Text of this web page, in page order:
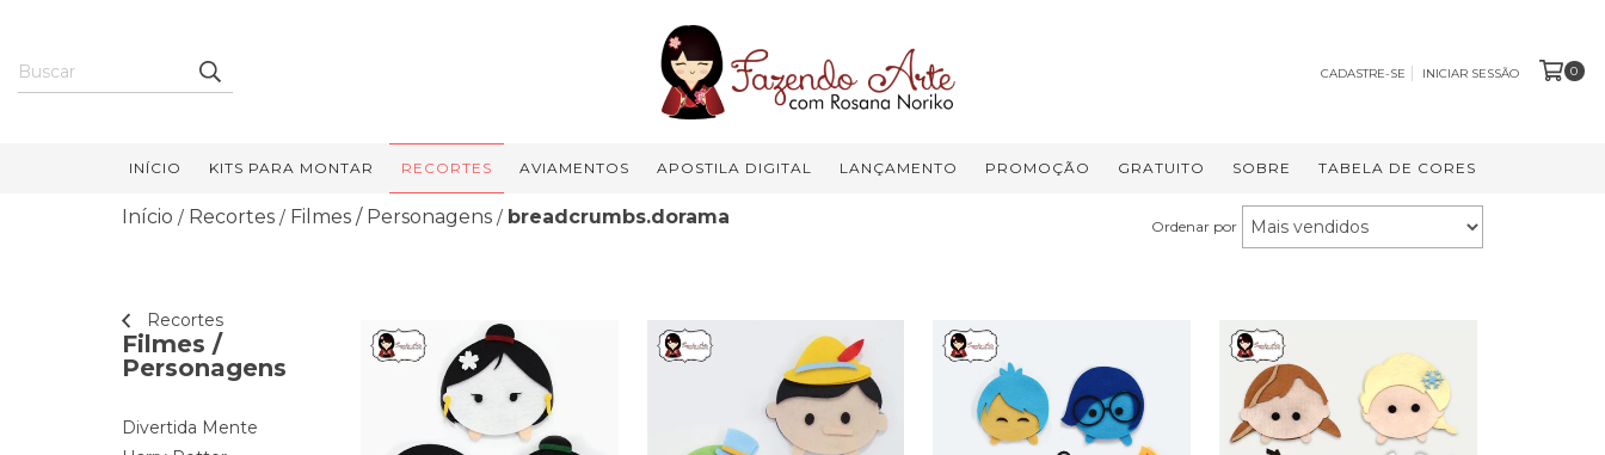
CADASTRE-SE INICIAR SESSÃO 0
INÍCIO KITS PARA MONTAR RECORTES AVIAMENTOS APOSTILA DIGITAL LANÇAMENTO PROMOÇÃO GRATUITO SOBRE TABELA DE CORES
Início / Recortes / Filmes / Personagens / breadcrumbs.dorama Ordenar por
Recortes
Filmes /
Personagens
Divertida Mente